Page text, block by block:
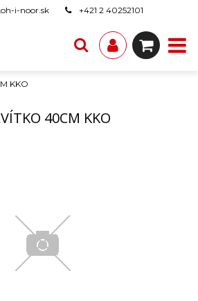
i-noor.sk +421 2 40252101
KKO
40CM KKO